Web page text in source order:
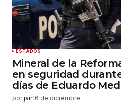
ESTADOS
Mineral de la
en seguridad
días de Eduardo
por jair16 de diciembre